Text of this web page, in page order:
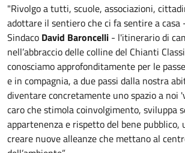
"Rivolgo a tutti, scuole, associazioni,
adottare il sentiero che ci fa sentire a casa
Sindaco David Baroncelli - l'itinerario di
nell’abbraccio delle colline del Chianti
conosciamo approfonditamente per le
e in compagnia, a due passi dalla nostra
diventare concretamente uno spazio a noi
caro che stimola coinvolgimento, sviluppa
appartenenza e rispetto del bene pubblico,
creare nuove alleanze che mettano al